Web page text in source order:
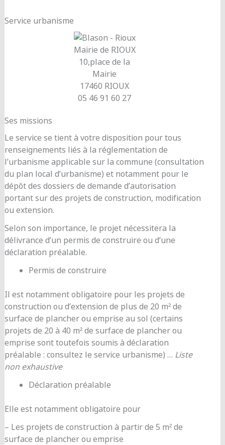
Service urbanisme
Mairie de RIOUX
10,place de la
Mairie
17460 RIOUX
05 46 91 60 27
Ses missions
Le service se tient à votre disposition pour tous
renseignements liés à la réglementation de
l’urbanisme applicable sur la commune (consultation
du plan local d’urbanisme) et notamment pour le
dépôt des dossiers de demande d’autorisation
portant sur des projets de construction, modification
ou extension.
Selon son importance, le projet nécessitera la
délivrance d’un permis de construire ou d’une
déclaration préalable.
Permis de construire
Il est notamment obligatoire pour les projets de
construction ou d’extension de plus de 20 m² de
surface de plancher ou emprise au sol (certains
projets de 20 à 40 m² de surface de plancher ou
emprise sont toutefois soumis à déclaration
préalable : consultez le service urbanisme) … Liste
non exhaustive
Déclaration préalable
Elle est notamment obligatoire pour
– Les projets de construction à partir de 5 m² de
surface de plancher ou emprise